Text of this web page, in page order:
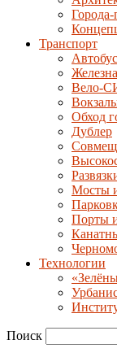
Транспорт
Вело-
Обход
Дублер
Мосты
Порты
Технологии
Поиск